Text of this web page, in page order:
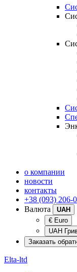
о компании
новости
контакты
+38 (093) 206-
Валюта
UAH
€ Euro
UAH
Заказать
Elta-ltd